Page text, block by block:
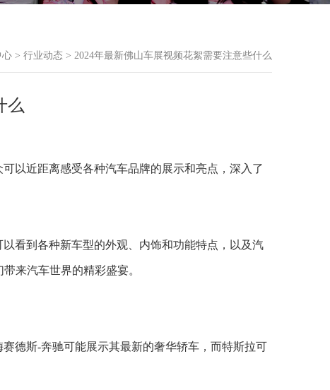
心 > 行业动态 > 2024年最新佛山车展视频花絮需要注意些什么
么
以近距离感受各种汽车品牌的展示和亮点，深入了
看到各种新车型的外观、内饰和功能特点，以及汽
来汽车世界的精彩盛宴。
德斯-奔驰可能展示其最新的奢华轿车，而特斯拉可